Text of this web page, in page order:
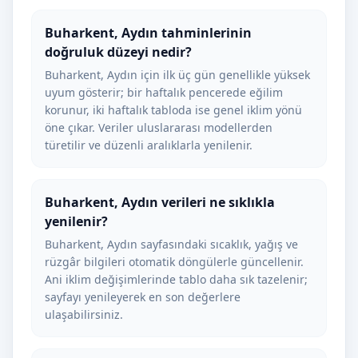
Buharkent, Aydın tahminlerinin
doğruluk düzeyi nedir?
Buharkent, Aydın için ilk üç gün genellikle yüksek
uyum gösterir; bir haftalık pencerede eğilim
korunur, iki haftalık tabloda ise genel iklim yönü
öne çıkar. Veriler uluslararası modellerden
türetilir ve düzenli aralıklarla yenilenir.
Buharkent, Aydın verileri ne sıklıkla
yenilenir?
Buharkent, Aydın sayfasındaki sıcaklık, yağış ve
rüzgâr bilgileri otomatik döngülerle güncellenir.
Ani iklim değişimlerinde tablo daha sık tazelenir;
sayfayı yenileyerek en son değerlere
ulaşabilirsiniz.